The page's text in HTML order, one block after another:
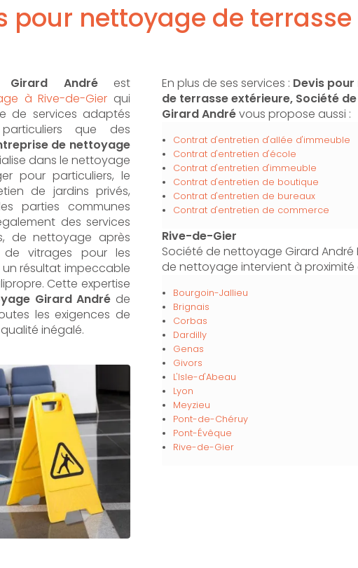
pour nettoyage de
Andréest
à Rive-de-Gier qui
de services adaptés
que des
de nettoyage
dans le nettoyage
pour particuliers, le
de jardins privés,
parties communes
des services
de nettoyage après
vitrages pour les
résultat impeccable
Cette expertise
Girard André de
les exigences de
inégalé.
En plus de ses services : Devis
de terrasse extérieure, Société
Girard Andrévous propose aussi :
Contrat d'entretien d'allée d'immeuble
Contrat d'entretien d'école
Contrat d'entretien d'immeuble
Contrat d'entretien de boutique
Contrat d'entretien de bureaux
Contrat d'entretien de commerce
Rive-de-Gier
Société de nettoyage Girard André
de nettoyage intervient à proximité
Bourgoin-Jallieu
Brignais
Corbas
Dardilly
Genas
Givors
L'Isle-d'Abeau
Lyon
Meyzieu
Pont-de-Chéruy
Pont-Évêque
Rive-de-Gier